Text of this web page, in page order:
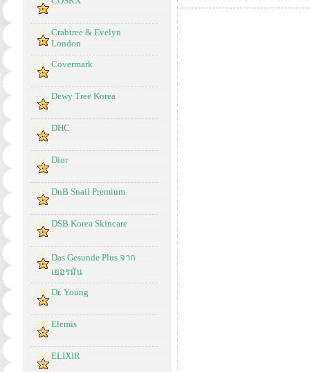
Crabtree & Evelyn
London
Covermark
Dewy Tree Korea
DHC
Dior
DnB Snail Premium
DSB Korea Skincare
Das Gesunde Plus จาก
เยอรมัน
Dr. Young
Elemis
ELIXIR